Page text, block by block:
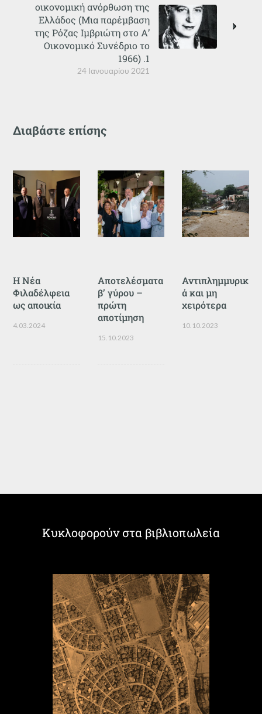
24 Ιανουαρίου 2021
οικονομική ανόρθωση της
Ελλάδος (Μια παρέμβαση
της Ρόζας Ιμβριώτη στο Α’
Οικονομικό Συνέδριο το
1966) .1
Διαβάστε επίσης
Η Νέα
Φιλαδέλφεια
ως αποικία
4.03.2024
Αποτελέσματα
β’ γύρου –
πρώτη
αποτίμηση
15.10.2023
Αντιπλημμυρικ
ά και μη
χειρότερα
10.10.2023
Κυκλοφορούν στα βιβλιοπωλεία